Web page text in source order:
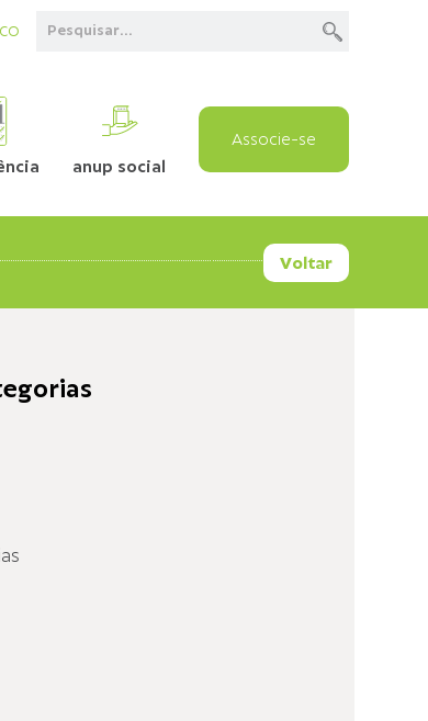
anup social
Associe-se
Voltar